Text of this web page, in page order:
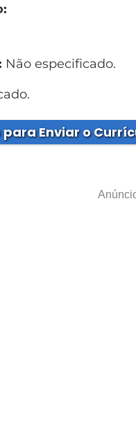
Não especificado.
para Enviar o